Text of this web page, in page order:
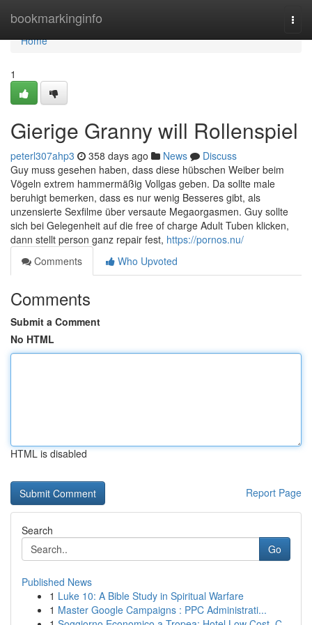
bookmarkinginfo
Home
Home
1
Gierige Granny will Rollenspiel
peterl307ahp3 358 days ago News
Discuss
Guy muss gesehen haben, dass diese hübschen Weiber beim
Vögeln extrem hammermäßig Vollgas geben. Da sollte male
beruhigt bemerken, dass es nur wenig Besseres gibt, als
unzensierte Sexfilme über versaute Megaorgasmen. Guy sollte
sich bei Gelegenheit auf die free of charge Adult Tuben klicken,
dann stellt person ganz repair fest, https://pornos.nu/
Comments
Who Upvoted
Comments
Submit a Comment
No HTML
HTML is disabled
Report Page
Search
Go
Published News
1 Luke 10: A Bible Study in Spiritual Warfare
1 Master Google Campaigns : PPC Administrati...